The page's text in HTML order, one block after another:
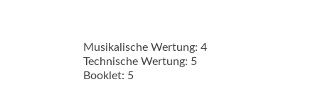
Musikalische Wertung: 4
Technische Wertung: 5
Booklet: 5